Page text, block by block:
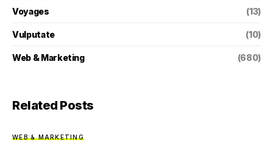
Voyages (13)
Vulputate (10)
Web & Marketing (680)
Related Posts
WEB & MARKETING